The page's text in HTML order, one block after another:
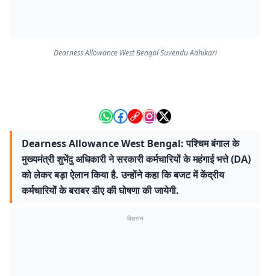
Dearness Allowance West Bengal Suvendu Adhikari
Dearness Allowance West Bengal: पश्चिम बंगाल के
मुख्यमंत्री शुभेंदु अधिकारी ने सरकारी कर्मचारियों के महंगाई भत्ते (DA)
को लेकर बड़ा ऐलान किया है. उन्होंने कहा कि बजट में केंद्रीय
कर्मचारियों के बराबर डीए की घोषणा की जायेगी.
विज्ञापन